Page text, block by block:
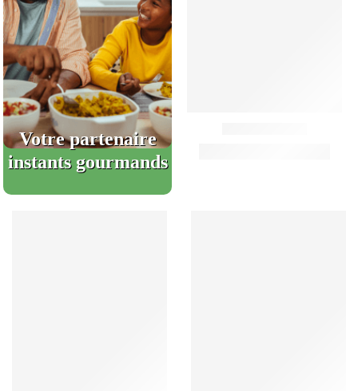
Votre partenaire
instants gourmands